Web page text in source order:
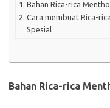
Bahan Rica-rica
Cara membuat Rica-
Spesial
Bahan Rica-rica